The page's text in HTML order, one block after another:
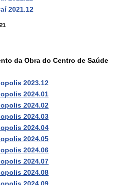
2021.12
da Obra do Centro de Saúde
2023.12
2024.01
2024.02
2024.03
2024.04
2024.05
2024.06
2024.07
2024.08